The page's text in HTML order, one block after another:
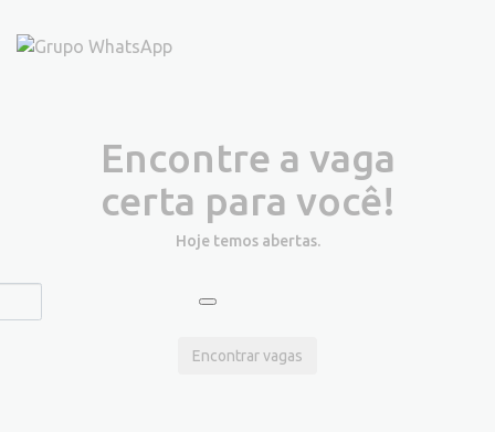
Encontre a vaga
certa para você!
Hoje temos abertas.
Encontrar vagas